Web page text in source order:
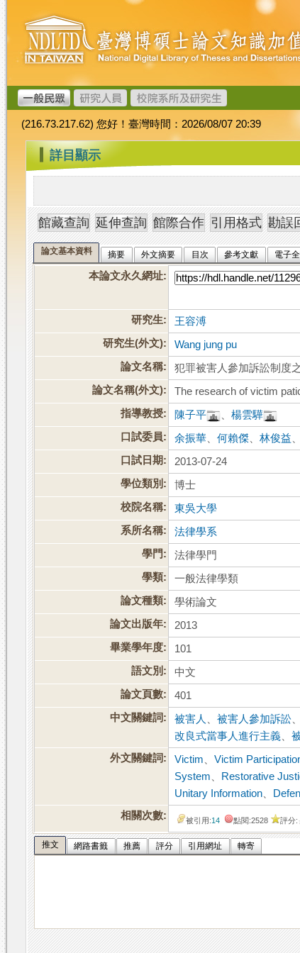
跳
到
主
要
內
容
臺
灣
博
碩
士
論
文
加
值
系
統
(216.73.217.62) 您好！臺灣時間：2026/08/07 20:39
::: 詳目顯示
論文基本資料 摘要 外文摘要 目次 參考文獻 電子
本論文永久網址:
研究生:
王容溥
研究生(外文):
Wang jung pu
論文名稱:
犯罪被害人參加訴訟制度
論文名稱(外文):
The research of victim
指導教授:
陳子平 、楊雲驊
口試委員:
余振華 、何賴傑 、林俊益
口試日期:
2013-07-24
學位類別:
博士
校院名稱:
東吳大學
系所名稱:
法律學系
學門:
法律學門
學類:
一般法律學類
論文種類:
學術論文
論文出版年:
2013
畢業學年度:
101
語文別:
中文
論文頁數:
401
中文關鍵詞:
被害人 、被害人參加訴訟
改良式當事人進行主義 、
外文關鍵詞:
Victim 、Victim
System
Restorative
Unitary Information
相關次數:
被引用:14 點閱:2528 評分:
推文 網路書籤 推薦 評分 引用網址 轉寄